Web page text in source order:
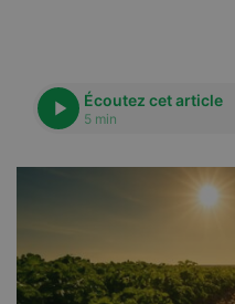
Écoutez cet article
5 min